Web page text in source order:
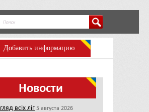
Добавить информацию
Новости
всіх ліг 5 августа 2026